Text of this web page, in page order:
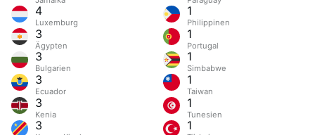
4
Luxemburg
3
Ägypten
3
Bulgarien
3
Ecuador
3
Kenia
3
1
Philippinen
1
Portugal
1
Simbabwe
1
Taiwan
1
Tunesien
1